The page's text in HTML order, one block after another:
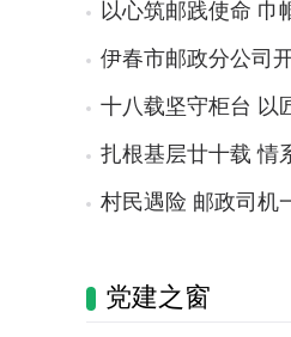
以心筑邮践使命 巾
伊春市邮政分公司
十八载坚守柜台 以
扎根基层廿十载 情
村民遇险 邮政司机
党建之窗